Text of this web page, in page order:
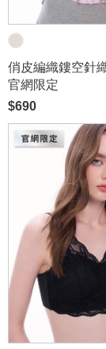
俏皮編織鏤空針
官網限定
$690